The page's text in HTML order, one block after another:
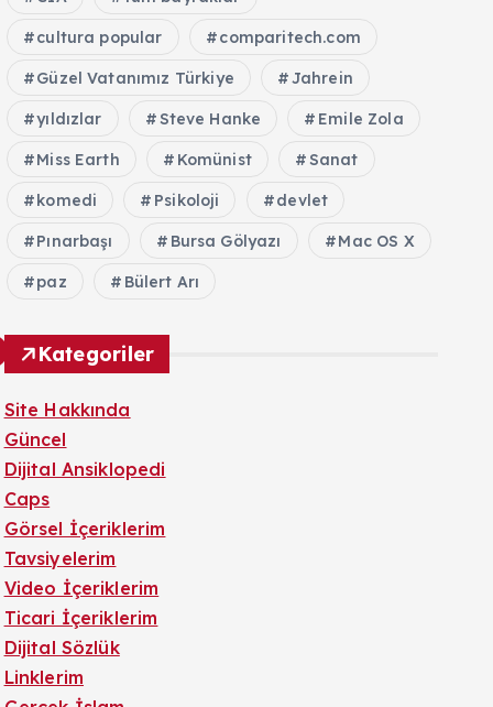
cultura popular comparitech.com
Güzel Vatanımız Türkiye Jahrein
yıldızlar Steve Hanke Emile Zola
Miss Earth Komünist Sanat
komedi Psikoloji devlet
Pınarbaşı Bursa Gölyazı Mac OS X
paz Bülert Arı
Kategoriler
Site Hakkında
Güncel
Dijital Ansiklopedi
Caps
Görsel İçeriklerim
Tavsiyelerim
Video İçeriklerim
Ticari İçeriklerim
Dijital Sözlük
Linklerim